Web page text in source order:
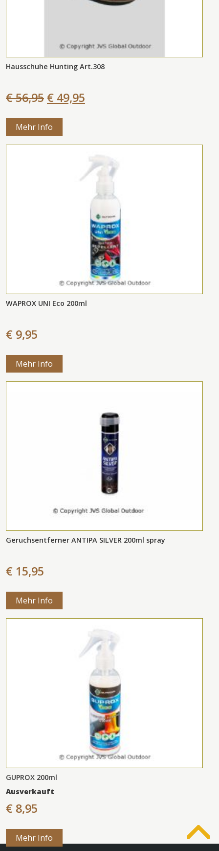
Hausschuhe Hunting Art.308
€ 56,95 € 49,95
Mehr Info
WAPROX UNI Eco 200ml
€ 9,95
Mehr Info
Geruchsentferner ANTIPA SILVER 200ml spray
€ 15,95
Mehr Info
GUPROX 200ml
Ausverkauft
€ 8,95
Mehr Info